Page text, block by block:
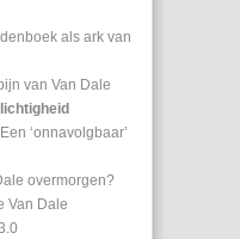
als ark van
van Van Dale
‘onnavolgbaar’
overmorgen?
Van Dale